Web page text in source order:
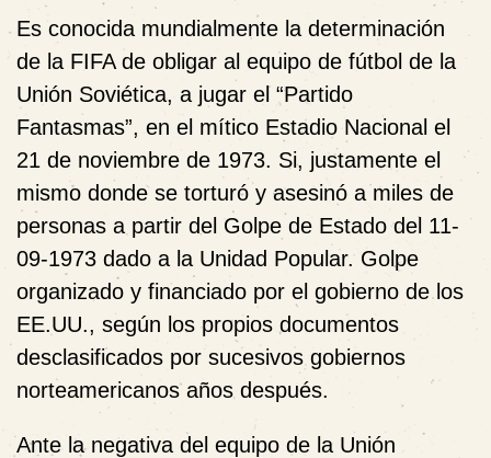
Es conocida mundialmente la determinación
de la FIFA de obligar al equipo de fútbol de la
Unión Soviética, a jugar el “Partido
Fantasmas”, en el mítico Estadio Nacional el
21 de noviembre de 1973. Si, justamente el
mismo donde se torturó y asesinó a miles de
personas a partir del Golpe de Estado del 11-
09-1973 dado a la Unidad Popular. Golpe
organizado y financiado por el gobierno de los
EE.UU., según los propios documentos
desclasificados por sucesivos gobiernos
norteamericanos años después.
Ante la negativa del equipo de la Unión